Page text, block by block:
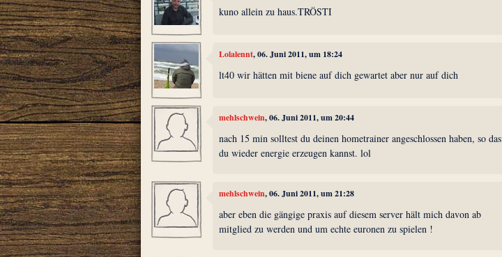
kuno allein zu haus.TRÖSTI
Lolalennt, 06. Juni 2011, um 18:24
lt40 wir hätten mit biene auf dich gewartet aber nur auf dich
mehlschwein, 06. Juni 2011, um 20:44
nach 15 min solltest du deinen hometrainer angeschlossen haben, so das
du wieder energie erzeugen kannst. lol
mehlschwein, 06. Juni 2011, um 21:28
aber eben die gängige praxis auf diesem server hält mich davon ab
mitglied zu werden und um echte euronen zu spielen !